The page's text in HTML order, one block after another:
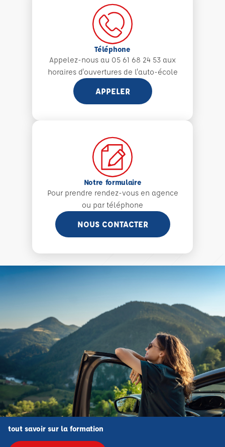
Téléphone
Appelez-nous au 05 61 68 24 53 aux
horaires d'ouvertures de l'auto-école
APPELER
Notre formulaire
Pour prendre rendez-vous en agence
ou par téléphone
NOUS CONTACTER
tout savoir sur la formation